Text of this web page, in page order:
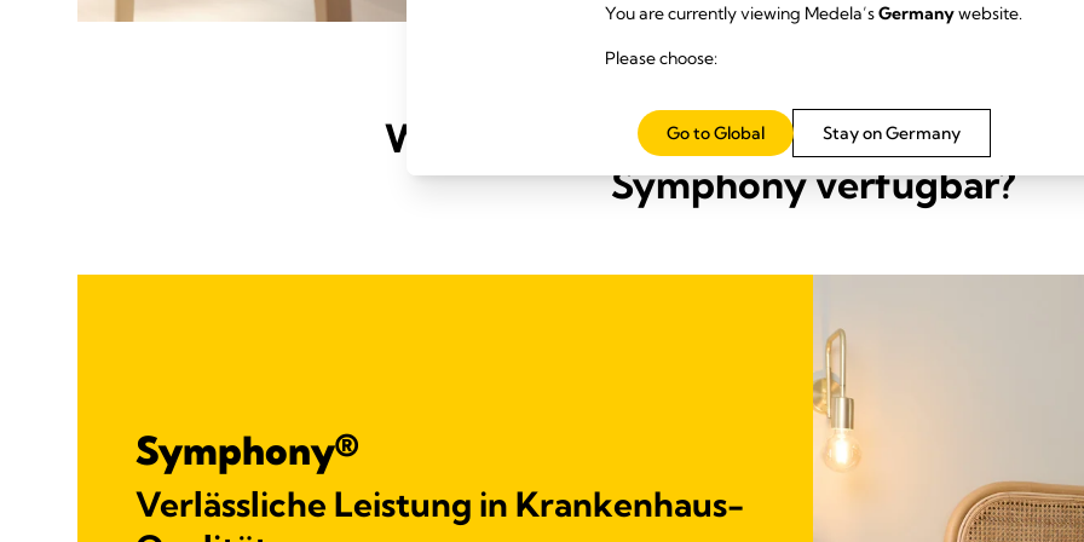
Welche Pumpsets sind für die
Symphony verfügbar?
Symphony®
Verlässliche Leistung in Krankenhaus-
You are currently viewing Medela’sGermanywebsite.
Please choose:
Stay on Germany
Go to Global